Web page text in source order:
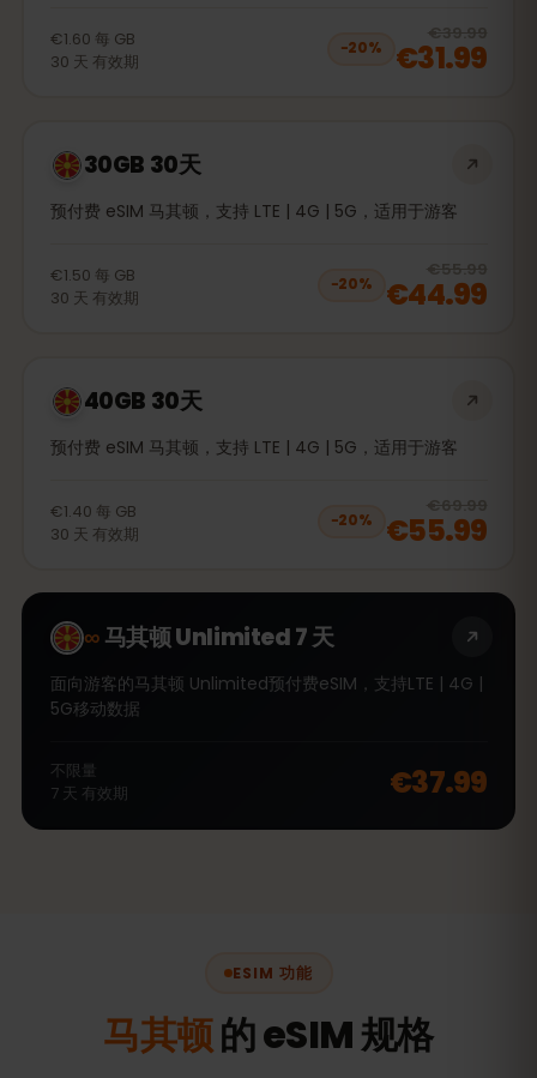
€1.60 每 GB
30 天 有效期
−20%
€39.99
€31.99
30GB 30天
预付费 eSIM 马其顿，支持 LTE | 4G | 5G，适用于游客
€1.50 每 GB
30 天 有效期
−20%
€55.99
€44.99
40GB 30天
预付费 eSIM 马其顿，支持 LTE | 4G | 5G，适用于游客
€1.40 每 GB
30 天 有效期
−20%
€69.99
€55.99
∞马其顿 Unlimited 7 天
面向游客的马其顿 Unlimited预付费eSIM，支持LTE | 4G |
5G移动数据
不限量
7 天 有效期 €37.99
ESIM 功能
马其顿的 eSIM 规格